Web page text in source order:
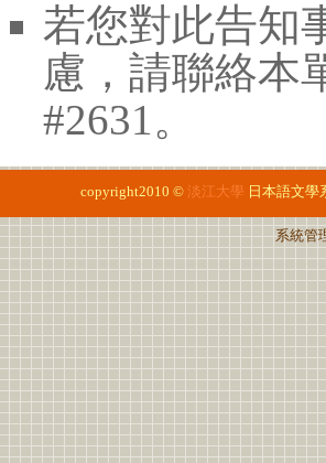
若您對此告知
慮，請聯絡本
#2631。
copyright2010 © 淡江大學 日本語文學
系統管